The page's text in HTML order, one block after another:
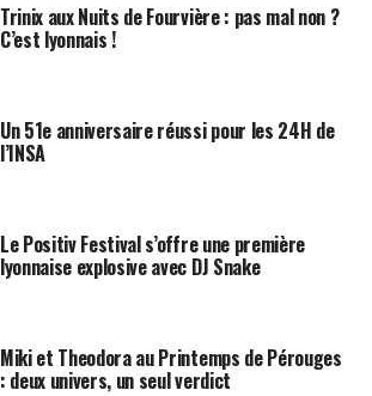
Trinix aux Nuits de Fourvière : pas mal non ?
C’est lyonnais !
Un 51e anniversaire réussi pour les 24H de
l’INSA
Le Positiv Festival s’offre une première
lyonnaise explosive avec DJ Snake
Miki et Theodora au Printemps de Pérouges
: deux univers, un seul verdict